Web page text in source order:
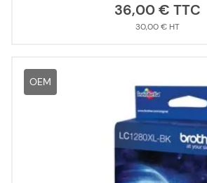
36,00 €
30,00 €
OEM